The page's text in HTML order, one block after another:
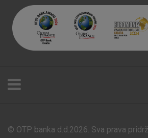
Poslovnice i bankomati
© OTP banka d.d.2026. Sva prava